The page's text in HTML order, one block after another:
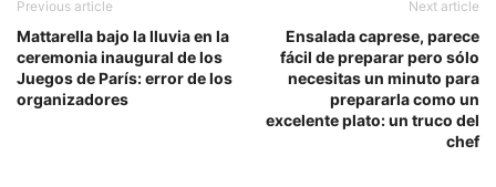
Previous article
Mattarella bajo la lluvia en la
ceremonia inaugural de los
Juegos de París: error de los
organizadores
Next article
Ensalada caprese, parece
fácil de preparar pero sólo
necesitas un minuto para
prepararla como un
excelente plato: un truco del
chef